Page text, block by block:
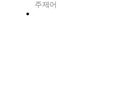
주제어